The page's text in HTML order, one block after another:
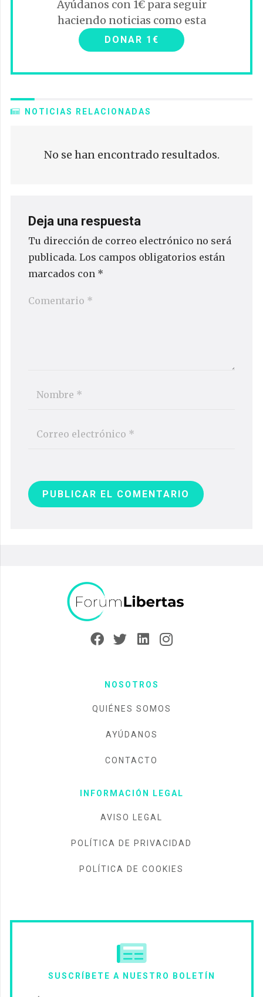
Ayúdanos con 1€ para seguir
haciendo noticias como esta
DONAR 1€
NOTICIAS RELACIONADAS
No se han encontrado resultados.
Deja una respuesta
Tu dirección de correo electrónico no será
publicada. Los campos obligatorios están
marcados con *
PUBLICAR EL COMENTARIO
NOSOTROS
QUIÉNES SOMOS
AYÚDANOS
CONTACTO
INFORMACIÓN LEGAL
AVISO LEGAL
POLÍTICA DE PRIVACIDAD
POLÍTICA DE COOKIES
SUSCRÍBETE A NUESTRO BOLETÍN